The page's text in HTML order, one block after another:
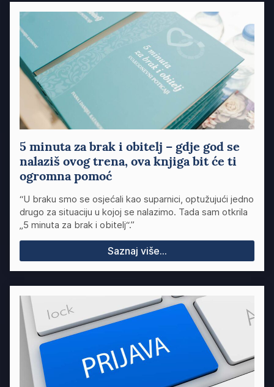
5 minuta za brak i obitelj – gdje god se
nalaziš ovog trena, ova knjiga bit će ti
ogromna pomoć
“U braku smo se osjećali kao suparnici, optužujući jedno
drugo za situaciju u kojoj se nalazimo. Tada sam otkrila
„5 minuta za brak i obitelj“.”
Saznaj više...